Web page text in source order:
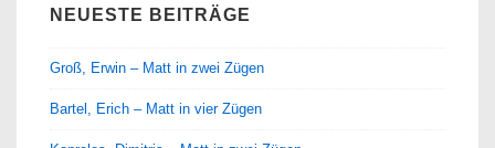
NEUESTE BEITRÄGE
Groß, Erwin – Matt in zwei Zügen
Bartel, Erich – Matt in vier Zügen